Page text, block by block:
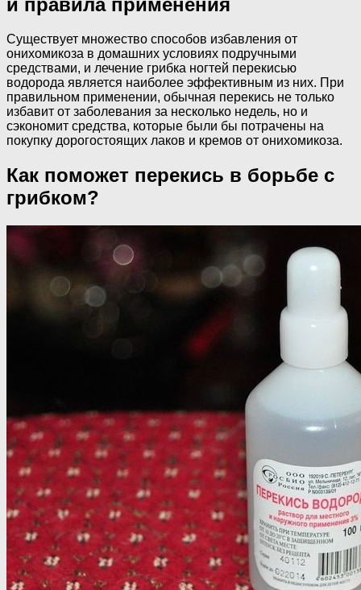
и правила применения
Существует множество способов избавления от
онихомикоза в домашних условиях подручными
средствами, и лечение грибка ногтей перекисью
водорода является наиболее эффективным из них. При
правильном применении, обычная перекись не только
избавит от заболевания за несколько недель, но и
сэкономит средства, которые были бы потрачены на
покупку дорогостоящих лаков и кремов от онихомикоза.
Как поможет перекись в борьбе с
грибком?